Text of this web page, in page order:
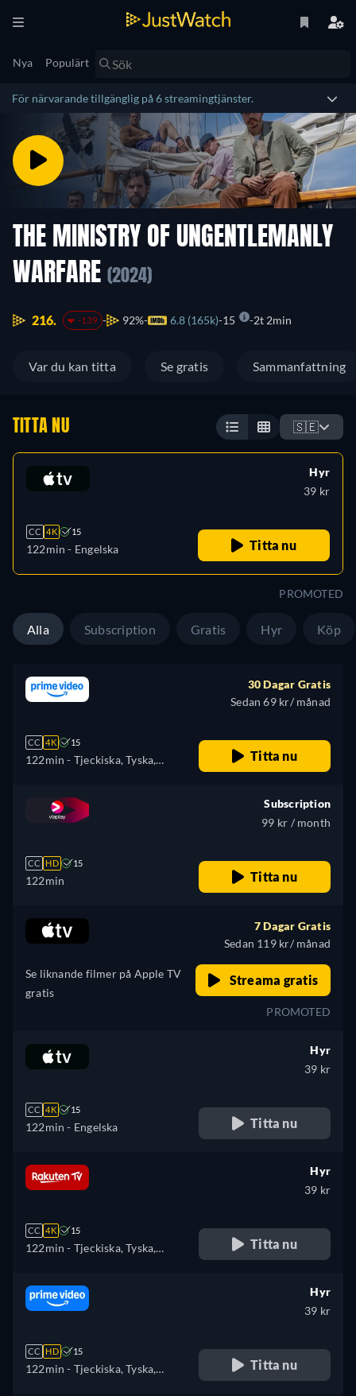
Nya Populärt
För närvarande tillgänglig på 6 streamingtjänster.
THE MINISTRY OF UNGENTLEMANLY
WARFARE (2024)
216. -139 92% 6.8 (165k) 15 2t 2min
Var du kan titta Se gratis Sammanfattning
TITTA NU 🇸🇪
CC 4K 15
122min - Engelska
Hyr
39 kr
Titta nu
PROMOTED
Alla Subscription Gratis Hyr Köp
CC 4K 15
122min - Tjeckiska, Tyska,
Ungerska, Italienska, Polska,
Portugisiska, Turkiska
30 Dagar Gratis
Sedan 69 kr/ månad
Titta nu
CC HD 15
122min
Subscription
99 kr / month
Titta nu
Se liknande filmer på Apple TV
gratis
7 Dagar Gratis
Sedan 119 kr/ månad
Streama gratis
PROMOTED
CC 4K 15
122min - Engelska
Hyr
39 kr
Titta nu
CC 4K 15
122min - Tjeckiska, Tyska,
Ungerska, Italienska, Polska
Hyr
39 kr
Titta nu
CC HD 15
122min - Tjeckiska, Tyska,
Hyr
39 kr
Titta nu